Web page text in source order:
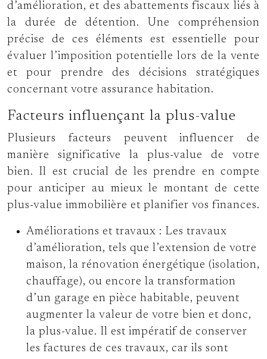
d’amélioration, et des abattements fiscaux liés à
la durée de détention. Une compréhension
précise de ces éléments est essentielle pour
évaluer l’imposition potentielle lors de la vente
et pour prendre des décisions stratégiques
concernant votre assurance habitation.
Facteurs influençant la plus-value
Plusieurs facteurs peuvent influencer de
manière significative la plus-value de votre
bien. Il est crucial de les prendre en compte
pour anticiper au mieux le montant de cette
plus-value immobilière et planifier vos finances.
Améliorations et travaux : Les travaux
d’amélioration, tels que l’extension de votre
maison, la rénovation énergétique (isolation,
chauffage), ou encore la transformation
d’un garage en pièce habitable, peuvent
augmenter la valeur de votre bien et donc,
la plus-value. Il est impératif de conserver
les factures de ces travaux, car ils sont